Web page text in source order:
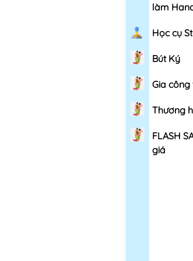
làm
Học cụ
Bút Ký
Gia
Thương
FLASH
giá